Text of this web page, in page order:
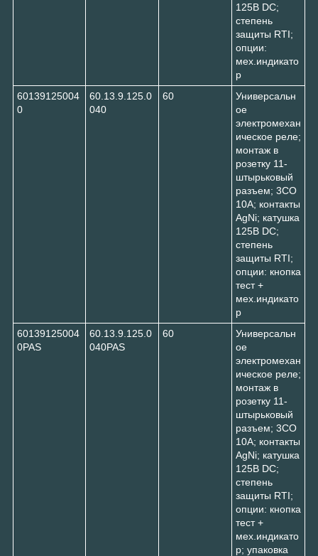
125В DC;
степень
защиты RTI;
опции:
мех.индикато
р
60139125004
0
60.13.9.125.0
040
60
Универсальн
ое
электромехан
ическое реле;
монтаж в
розетку 11-
штырьковый
разъем; 3CO
10A; контакты
AgNi; катушка
125В DC;
степень
защиты RTI;
опции: кнопка
тест +
мех.индикато
р
60139125004
0PAS
60.13.9.125.0
040PAS
60
Универсальн
ое
электромехан
ическое реле;
монтаж в
розетку 11-
штырьковый
разъем; 3CO
10A; контакты
AgNi; катушка
125В DC;
степень
защиты RTI;
опции: кнопка
тест +
мех.индикато
р; упаковка